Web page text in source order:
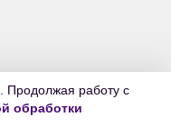
Продолжая работу с
обработки